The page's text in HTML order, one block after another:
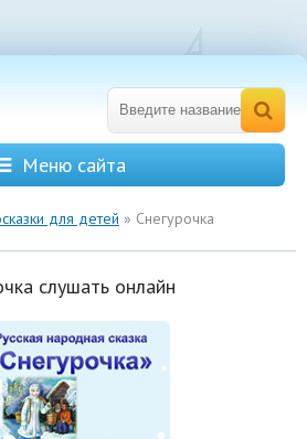
Меню сайта
для детей » Снегурочка
слушать онлайн